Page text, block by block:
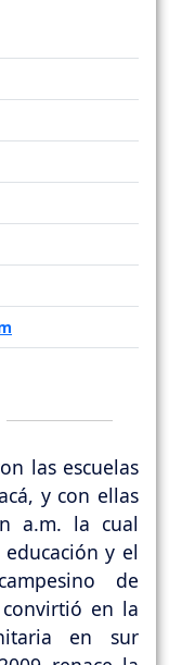
las escuelas
y con ellas
a.m. la cual
y el
de
en la
en sur